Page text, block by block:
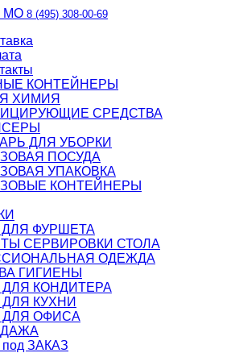
8 (495) 308-00-69
КОНТЕЙНЕРЫ
ХИМИЯ
СРЕДСТВА
ДЛЯ УБОРКИ
ПОСУДА
УПАКОВКА
КОНТЕЙНЕРЫ
ДЛЯ ФУРШЕТА
СЕРВИРОВКИ СТОЛА
ОДЕЖДА
ГИГИЕНЫ
КОНДИТЕРА
КУХНИ
ДЛЯ ОФИСА
ЗАКАЗ